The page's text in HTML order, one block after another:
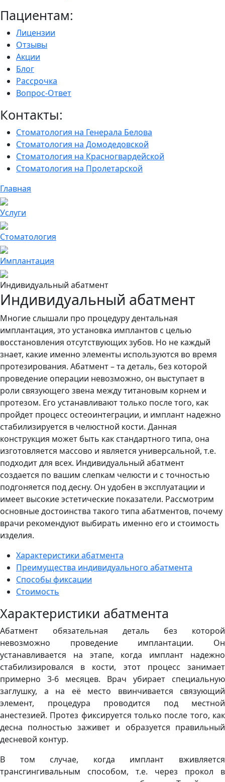
Пациентам:
Лицензии
Отзывы
Акции
Блог
Рассрочка
Вопрос-Ответ
Контакты:
Стоматология на Генерала Белова
Стоматология на Домодедовской
Стоматология на Красногвардейской
Стоматология на Пролетарской
Главная
Услуги
Cтоматология
Имплантация
Индивидуальный абатмент
Индивидуальный абатмент
Многие слышали про процедуру дентальная
имплантация, это установка имплантов с целью
восстановления отсутствующих зубов. Но не каждый
знает, какие именно элементы используются во время
протезирования. Абатмент – та деталь, без которой
проведение операции невозможно, он выступает в
роли связующего звена между титановым корнем и
протезом. Его устанавливают только после того, как
пройдет процесс остеоинтеграции, и имплант надежно
стабилизируется в челюстной кости. Данная
конструкция может быть как стандартного типа, она
изготовляется массово и является универсальной, т.е.
подходит для всех. Индивидуальный абатмент
создается по вашим слепкам челюсти и с точностью
подгоняется под десну. Он удобен в эксплуатации и
имеет высокие эстетические показатели. Рассмотрим
основные достоинства такого типа абатментов, почему
врачи рекомендуют выбирать именно его и стоимость
изделия.
Характеристики абатмента
Преимущества индивидуального абатмента
Способы фиксации
Стоимость
Характеристики абатмента
Абатмент обязательная деталь без которой
невозможно проведение имплантации. Он
устанавливается на этапе, когда имплант надежно
стабилизировался в кости, этот процесс занимает
примерно 3-6 месяцев. Врач убирает специальную
заглушку, а на её место ввинчивается связующий
элемент, процедура проводится под местной
анестезией. Протез фиксируется только после того, как
десна полностью заживет и образуется правильный
десневой контур.
В том случае, когда имплант вживляется
трансгингивальным способом, т.е. через прокол в